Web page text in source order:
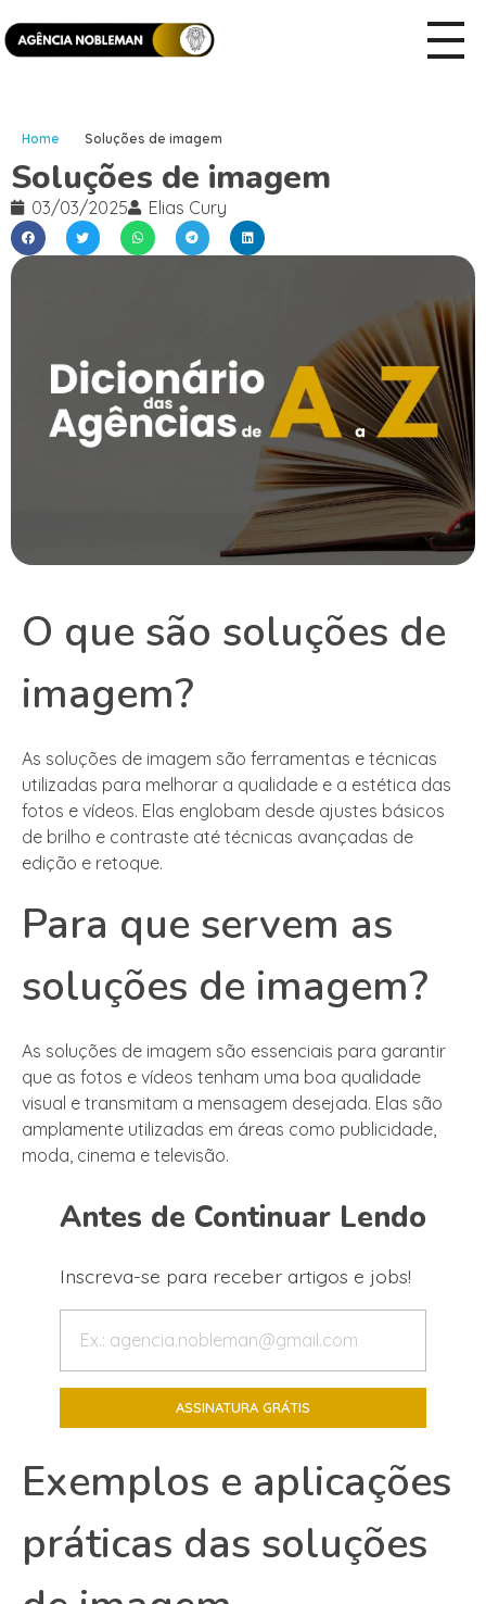
Home Soluções de imagem
Soluções de imagem
03/03/2025 Elias Cury
O que são soluções de
imagem?
As soluções de imagem são ferramentas e técnicas
utilizadas para melhorar a qualidade e a estética das
fotos e vídeos. Elas englobam desde ajustes básicos
de brilho e contraste até técnicas avançadas de
edição e retoque.
Para que servem as
soluções de imagem?
As soluções de imagem são essenciais para garantir
que as fotos e vídeos tenham uma boa qualidade
visual e transmitam a mensagem desejada. Elas são
amplamente utilizadas em áreas como publicidade,
moda, cinema e televisão.
Antes de Continuar Lendo
Inscreva-se para receber artigos e jobs!
Exemplos e aplicações
práticas das soluções